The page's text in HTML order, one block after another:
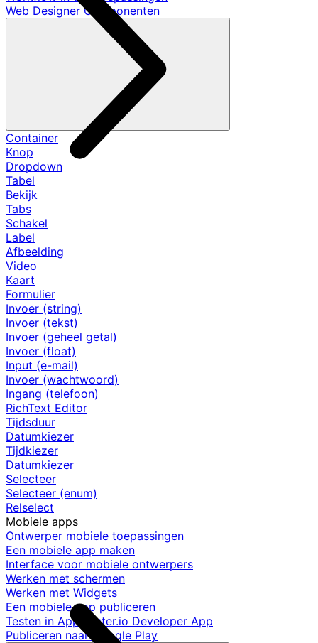
Web Designer Componenten
Container
Knop
Dropdown
Tabel
Bekijk
Tabs
Schakel
Label
Afbeelding
Video
Kaart
Formulier
Invoer (string)
Invoer (tekst)
Invoer (geheel getal)
Invoer (float)
Input (e-mail)
Invoer (wachtwoord)
Ingang (telefoon)
RichText Editor
Tijdsduur
Datumkiezer
Tijdkiezer
Datumkiezer
Selecteer
Selecteer (enum)
Relselect
Mobiele apps
Ontwerper mobiele toepassingen
Een mobiele app maken
Interface voor mobiele ontwerpers
Werken met schermen
Werken met Widgets
Een mobiele app publiceren
Testen in AppMaster.io Developer App
Publiceren naar Google Play